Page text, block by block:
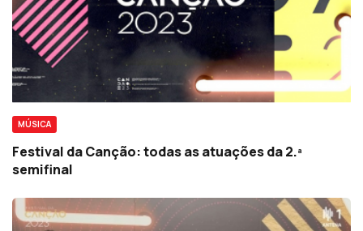
MÚSICA
Festival da Canção: todas as atuações da 2.ª
semifinal